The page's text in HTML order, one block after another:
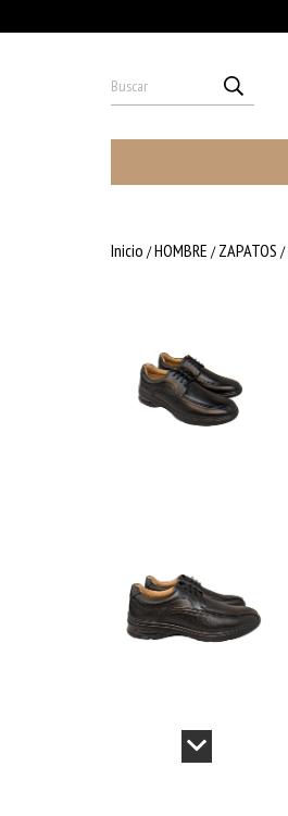
Inicio /HOMBRE / ZAPATOS /